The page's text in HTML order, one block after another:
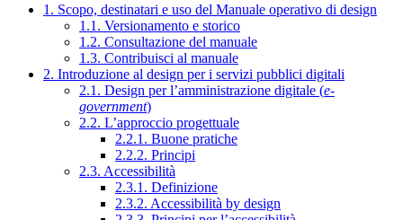
1. Scopo, destinatari e uso del Manuale operativo di design
1.1. Versionamento e storico
1.2. Consultazione del manuale
1.3. Contribuisci al manuale
2. Introduzione al design per i servizi pubblici digitali
2.1. Design per l’amministrazione digitale (e-
government)
2.2. L’approccio progettuale
2.2.1. Buone pratiche
2.2.2. Principi
2.3. Accessibilità
2.3.1. Definizione
2.3.2. Accessibilità by design